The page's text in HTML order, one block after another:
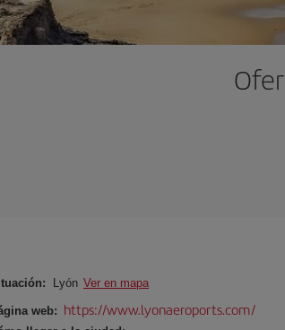
Lyón Ver en mapa
web: https://www.lyonaeroports.com/